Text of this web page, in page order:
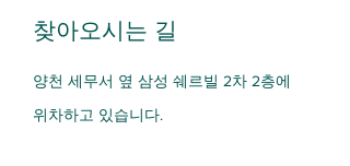
찾아오시는 길
양천 세무서 옆 삼성 쉐르빌 2차 2층에
위차하고 있습니다.